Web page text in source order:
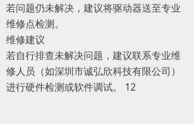
若问题仍未解决，建议将驱动器送至专业
维修点检测。
维修建议
若自行排查未解决问题，建议联系专业维
修人员（如深圳市诚弘欣科技有限公司）
进行硬件检测或软件调试。 ‌12